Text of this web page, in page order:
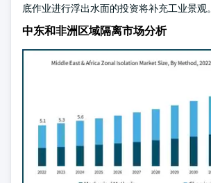
底作业进行浮出水面的投资将补充工业景观。
中东和非洲区域隔离市场分析